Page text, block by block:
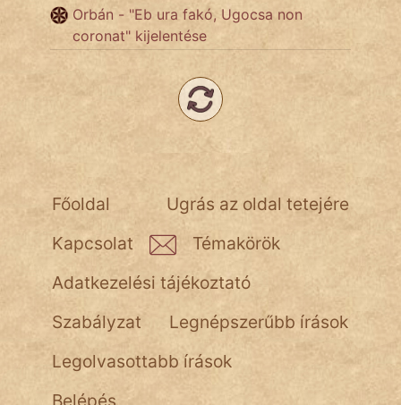
NapHold
Név nélkül
pszichopati
szegény legény
szemfüles
Orbán - "Eb ura fakó, Ugocsa non
coronat" kijelentése
Ugrás az oldal tetejére
Főoldal
Kapcsolat
Témakörök
Adatkezelési tájékoztató
Szabályzat
Legnépszerűbb írások
Legolvasottabb írások
Belépés